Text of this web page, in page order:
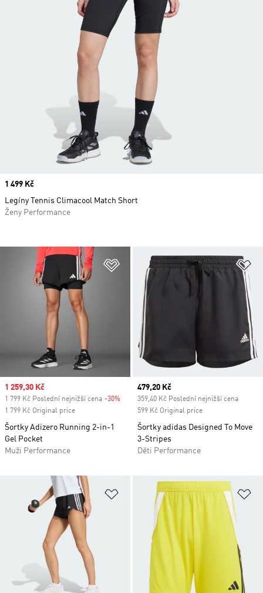
Přidat do seznamu přání
Sale price
1 259,30 Kč
1 799 Kč Poslední nejnižší cena -30% Discount
1 799 Kč Original price
Šortky Adizero Running 2-in-1
Gel Pocket
Muži Performance
Current price
479,20 Kč
359,40 Kč Poslední nejnižší cena
599 Kč Original price
Šortky adidas Designed To Move
3-Stripes
Děti Performance
Přidat do seznamu přání
Price
1 499 Kč
Legíny Tennis Climacool Match Short
Ženy Performance